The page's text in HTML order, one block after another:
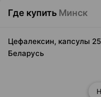
Где купить Минск
Цефалексин, капсулы
Беларусь